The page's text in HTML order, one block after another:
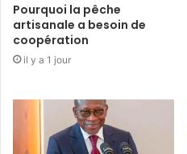
Pourquoi la pêche
artisanale a besoin de
coopération
il y a 1 jour